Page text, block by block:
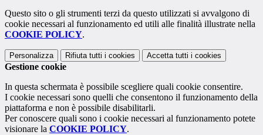
Questo sito o gli strumenti terzi da questo utilizzati si avvalgono di
cookie necessari al funzionamento ed utili alle finalità illustrate nella
COOKIE POLICY.
Personalizza Rifiuta tutti i cookies Accetta tutti i cookies
Gestione cookie
In questa schermata è possibile scegliere quali cookie consentire.
I cookie necessari sono quelli che consentono il funzionamento della
piattaforma e non è possibile disabilitarli.
Per conoscere quali sono i cookie necessari al funzionamento potete
visionare la COOKIE POLICY.